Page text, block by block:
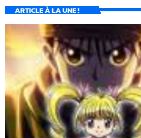
ARTICLE À LA UNE !